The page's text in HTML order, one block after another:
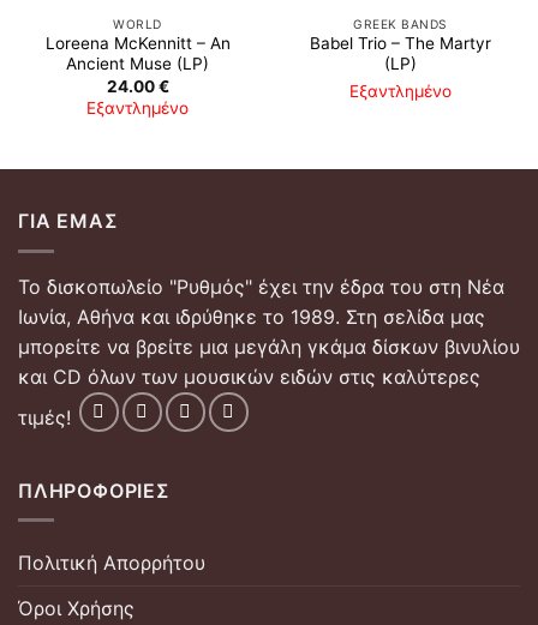
WORLD
Loreena McKennitt ‎– An
Ancient Muse (LP)
24.00€
Εξαντλημένο
GREEK BANDS
Babel Trio ‎– The Martyr
(LP)
Εξαντλημένο
ΓΙΑ ΕΜΆΣ
Το δισκοπωλείο "Ρυθμός" έχει την έδρα του στη Νέα
Ιωνία, Αθήνα και ιδρύθηκε το 1989. Στη σελίδα μας
μπορείτε να βρείτε μια μεγάλη γκάμα δίσκων βινυλίου
και CD όλων των μουσικών ειδών στις καλύτερες
τιμές!
ΠΛΗΡΟΦΟΡΊΕΣ
Πολιτική Απορρήτου
Όροι Χρήσης